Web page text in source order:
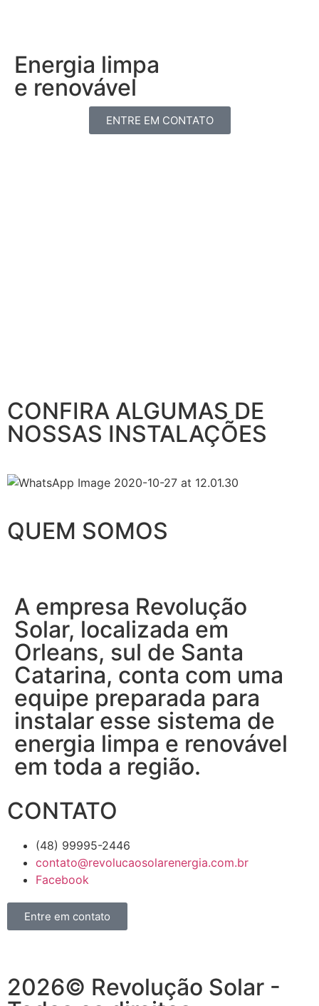
Energia limpa
e renovável
ENTRE EM CONTATO
CONFIRA ALGUMAS DE
NOSSAS INSTALAÇÕES
QUEM SOMOS
A empresa Revolução
Solar, localizada em
Orleans, sul de Santa
Catarina, conta com uma
equipe preparada para
instalar esse sistema de
energia limpa e renovável
em toda a região.
CONTATO
(48) 99995-2446
contato@revolucaosolarenergia.com.br
Facebook
Entre em contato
2026© Revolução Solar -